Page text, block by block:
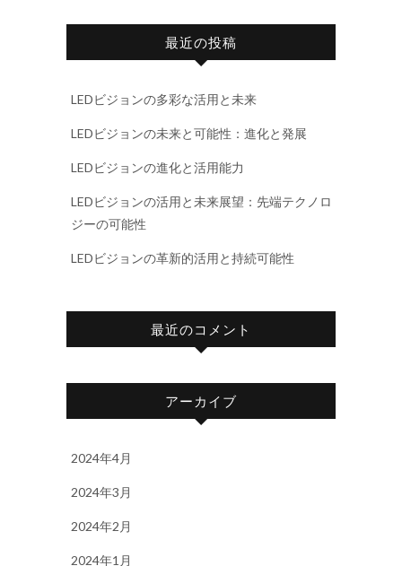
最近の投稿
LEDビジョンの多彩な活用と未来
LEDビジョンの未来と可能性：進化と発展
LEDビジョンの進化と活用能力
LEDビジョンの活用と未来展望：先端テクノロ
ジーの可能性
LEDビジョンの革新的活用と持続可能性
最近のコメント
アーカイブ
2024年4月
2024年3月
2024年2月
2024年1月